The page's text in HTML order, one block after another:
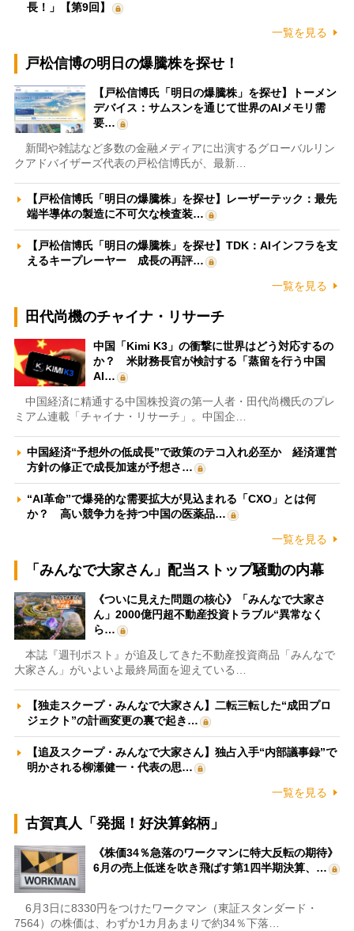
長！」【第9回】
一覧を見る
戸松信博の明日の爆騰株を探せ！
【戸松信博氏「明日の爆騰株」を探せ】トーメン
デバイス：サムスンを通じて世界のAIメモリ需
要…
新聞や雑誌など多数の金融メディアに出演するグローバルリン
クアドバイザーズ代表の戸松信博氏が、最新…
【戸松信博氏「明日の爆騰株」を探せ】レーザーテック：最先
端半導体の製造に不可欠な検査装…
【戸松信博氏「明日の爆騰株」を探せ】TDK：AIインフラを支
えるキープレーヤー 成長の再評…
一覧を見る
田代尚機のチャイナ・リサーチ
中国「Kimi K3」の衝撃に世界はどう対応するの
か？ 米財務長官が検討する「蒸留を行う中国
AI…
中国経済に精通する中国株投資の第一人者・田代尚機氏のプレ
ミアム連載「チャイナ・リサーチ」。中国企…
中国経済“予想外の低成長”で政策のテコ入れ必至か 経済運営
方針の修正で成長加速が予想さ…
“AI革命”で爆発的な需要拡大が見込まれる「CXO」とは何
か？ 高い競争力を持つ中国の医薬品…
一覧を見る
「みんなで大家さん」配当ストップ騒動の内幕
《ついに見えた問題の核心》「みんなで大家さ
ん」2000億円超不動産投資トラブル“異常なく
ら…
本誌『週刊ポスト』が追及してきた不動産投資商品「みんなで
大家さん」がいよいよ最終局面を迎えている…
【独走スクープ・みんなで大家さん】二転三転した“成田プロ
ジェクト”の計画変更の裏で起き…
【追及スクープ・みんなで大家さん】独占入手“内部議事録”で
明かされる柳瀬健一・代表の思…
一覧を見る
古賀真人「発掘！好決算銘柄」
《株価34％急落のワークマンに特大反転の期待》
6月の売上低迷を吹き飛ばす第1四半期決算、…
6月3日に8330円をつけたワークマン（東証スタンダード・
7564）の株価は、わずか1カ月あまりで約34％下落…